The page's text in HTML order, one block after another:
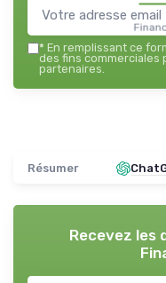
* En remplissant ce
des fins commerciales
partenaires.
Résumer
Recevez les